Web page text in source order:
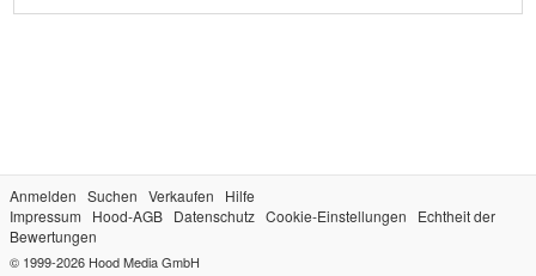
Anmelden Suchen Verkaufen
Hilfe
Impressum
Hood-AGB Datenschutz Cookie-Einstellungen
Echtheit der
Bewertungen
© 1999-2026 Hood Media GmbH